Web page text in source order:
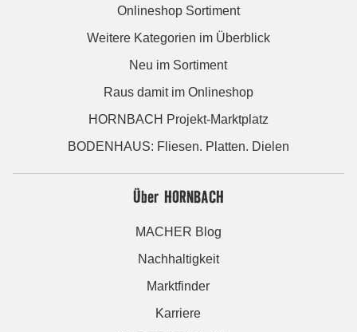
Onlineshop Sortiment
Weitere Kategorien im Überblick
Neu im Sortiment
Raus damit im Onlineshop
HORNBACH Projekt-Marktplatz
BODENHAUS: Fliesen. Platten. Dielen
Über HORNBACH
MACHER Blog
Nachhaltigkeit
Marktfinder
Karriere